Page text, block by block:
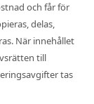
och får för
delas,
När innehållet
till
tas